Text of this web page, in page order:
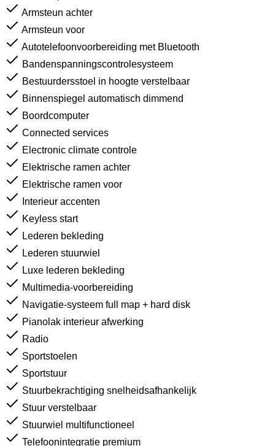
Armsteun achter
Armsteun voor
Autotelefoonvoorbereiding met Bluetooth
Bandenspanningscontrolesysteem
Bestuurdersstoel in hoogte verstelbaar
Binnenspiegel automatisch dimmend
Boordcomputer
Connected services
Electronic climate controle
Elektrische ramen achter
Elektrische ramen voor
Interieur accenten
Keyless start
Lederen bekleding
Lederen stuurwiel
Luxe lederen bekleding
Multimedia-voorbereiding
Navigatie-systeem full map + hard disk
Pianolak interieur afwerking
Radio
Sportstoelen
Sportstuur
Stuurbekrachtiging snelheidsafhankelijk
Stuur verstelbaar
Stuurwiel multifunctioneel
Telefoonintegratie premium